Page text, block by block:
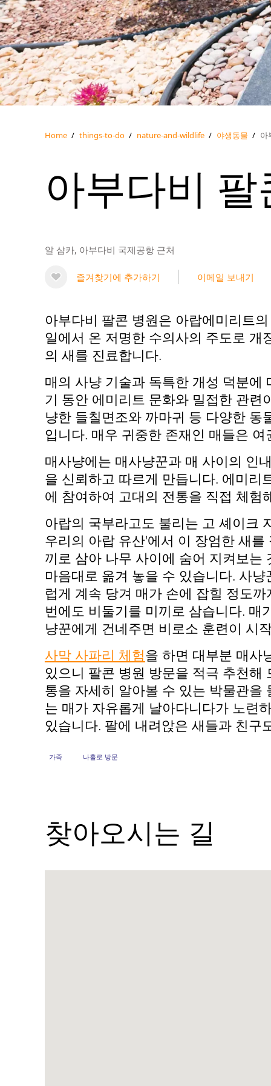
Home / things-to-do / nature-and-wildlife / 야생동물 / 아
아부다비 팔
알 샴카, 아부다비 국제공항 근처
즐겨찾기에 추가하기 이메일 보내기
아부다비 팔콘 병원은 아랍에미리트
일에서 온 저명한 수의사의 주도로
의 새를 진료합니다.
매의 사냥 기술과 독특한 개성 덕분
기 동안 에미리트 문화와 밀접한 관련
냥한 들칠면조와 까마귀 등 다양한
입니다. 매우 귀중한 존재인 매들은
매사냥에는 매사냥꾼과 매 사이의 인
을 신뢰하고 따르게 만듭니다. 에미
에 참여하여 고대의 전통을 직접 체험
아랍의 국부라고도 불리는 고 셰이크
우리의 아랍 유산'에서 이 장엄한 새
끼로 삼아 나무 사이에 숨어 지켜보는
마음대로 옮겨 놓을 수 있습니다. 사
럽게 계속 당겨 매가 손에 잡힐 정도
번에도 비둘기를 미끼로 삼습니다.
냥꾼에게 건네주면 비로소 훈련이 시
사막 사파리 체험을 하면 대부분 매사
있으니 팔콘 병원 방문을 적극 추천해
통을 자세히 알아볼 수 있는 박물관을
는 매가 자유롭게 날아다니다가 노련
있습니다. 팔에 내려앉은 새들과 친구
가족 나홀로 방문
찾아오시는 길